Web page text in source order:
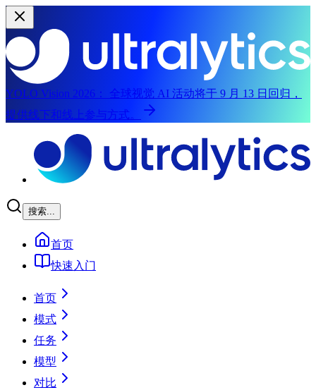
YOLO Vision 2026：
全球视觉 AI 活动将于 9 月 13 日回归，
提供线下和线上参与方式。
搜索...
首页
快速入门
首页
模式
任务
模型
对比